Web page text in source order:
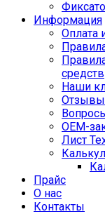
Информация
Оплата
средств
Наши
Отзывы
OEM-
Лист
Прайс
О нас
Контакты